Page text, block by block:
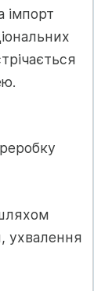
імпорт
ухвалення